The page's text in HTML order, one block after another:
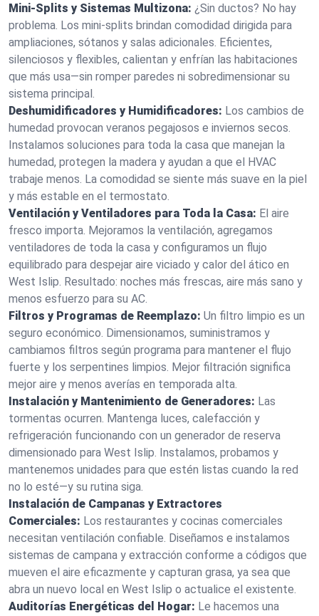
Mini‑Splits y Sistemas Multizona: ¿Sin ductos? No hay
problema. Los mini‑splits brindan comodidad dirigida para
ampliaciones, sótanos y salas adicionales. Eficientes,
silenciosos y flexibles, calientan y enfrían las habitaciones
que más usa—sin romper paredes ni sobredimensionar su
sistema principal.
Deshumidificadores y Humidificadores: Los cambios de
humedad provocan veranos pegajosos e inviernos secos.
Instalamos soluciones para toda la casa que manejan la
humedad, protegen la madera y ayudan a que el HVAC
trabaje menos. La comodidad se siente más suave en la piel
y más estable en el termostato.
Ventilación y Ventiladores para Toda la Casa: El aire
fresco importa. Mejoramos la ventilación, agregamos
ventiladores de toda la casa y configuramos un flujo
equilibrado para despejar aire viciado y calor del ático en
West Islip. Resultado: noches más frescas, aire más sano y
menos esfuerzo para su AC.
Filtros y Programas de Reemplazo: Un filtro limpio es un
seguro económico. Dimensionamos, suministramos y
cambiamos filtros según programa para mantener el flujo
fuerte y los serpentines limpios. Mejor filtración significa
mejor aire y menos averías en temporada alta.
Instalación y Mantenimiento de Generadores: Las
tormentas ocurren. Mantenga luces, calefacción y
refrigeración funcionando con un generador de reserva
dimensionado para West Islip. Instalamos, probamos y
mantenemos unidades para que estén listas cuando la red
no lo esté—y su rutina siga.
Instalación de Campanas y Extractores
Comerciales: Los restaurantes y cocinas comerciales
necesitan ventilación confiable. Diseñamos e instalamos
sistemas de campana y extracción conforme a códigos que
mueven el aire eficazmente y capturan grasa, ya sea que
abra un nuevo local en West Islip o actualice el existente.
Auditorías Energéticas del Hogar: Le hacemos una